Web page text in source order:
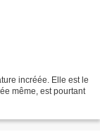
incréée. Elle est le
même, est pourtant